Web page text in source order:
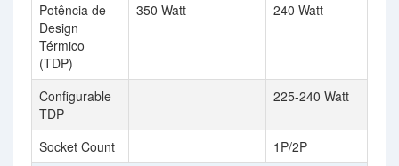
Potência de
Design
Térmico
(TDP)
350 Watt 240 Watt
Configurable
TDP
225-240 Watt
Socket Count 1P/2P